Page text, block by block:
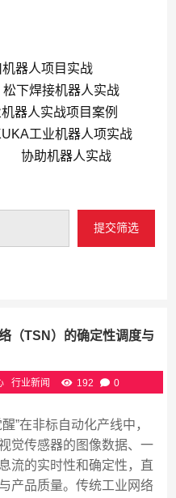
机器人项目实战
松下焊接机器人实战
器人实战项目案例
工业机器人项实战
协助机器人实战
提交筛选
（TSN）的确定性调度与
行业新闻 192 0
”在非标自动化产线中，
觉传感器的图像数据、一
的实时性和确定性，直
产品质量。传统工业网络